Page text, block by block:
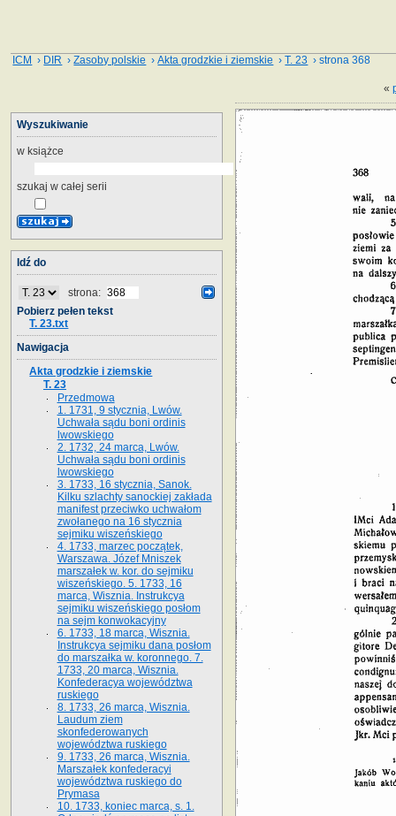
ICM › DIR ›Zasoby polskie ›Akta grodzkie i ziemskie ›T. 23 › strona 368
«
Wyszukiwanie
w książce
szukaj w całej serii
Idź do
strona:
Pobierz pełen tekst
T. 23.txt
Nawigacja
Akta grodzkie i ziemskie
T. 23
Przedmowa
1. 1731, 9 stycznia, Lwów.
Uchwała sądu boni ordinis
lwowskiego
2. 1732, 24 marca, Lwów.
Uchwała sądu boni ordinis
lwowskiego
3. 1733, 16 stycznia, Sanok.
Kilku szlachty sanockiej zakłada
manifest przeciwko uchwałom
zwołanego na 16 stycz­nia
sejmiku wiszeńskiego
4. 1733, marzec początek,
Warszawa. Józef Mniszek
marszałek w. kor. do sejmiku
wiszeńskiego. 5. 1733, 16
marca, Wisznia. Instrukcya
sejmiku wiszeńskiego posłom
na sejm konwokacyjny
6. 1733, 18 marca, Wisznia.
Instrukcya sejmiku dana posłom
do marszałka w. koronnego. 7.
1733, 20 marca, Wisznia.
Konfederacya województwa
ruskiego
8. 1733, 26 marca, Wisznia.
Laudum ziem
skonfederowanych
województwa ruskiego
9. 1733, 26 marca, Wisznia.
Marszałek konfederacyi
województwa ruskiego do
Prymasa
10. 1733, koniec marca, s. 1.